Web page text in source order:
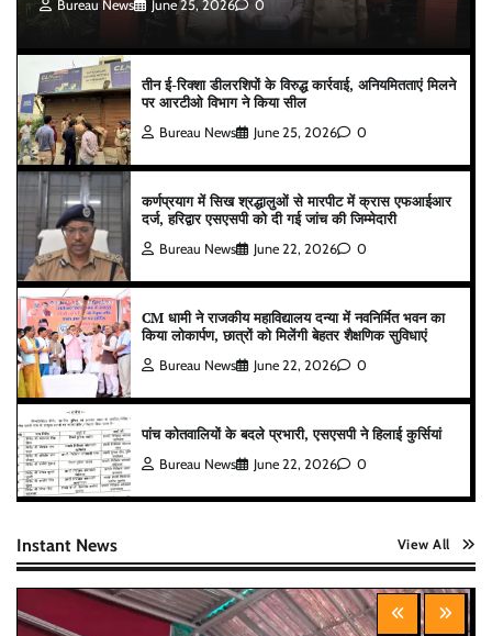
Bureau News June 25, 2026 0
तीन ई-रिक्शा डीलरशिपों के विरुद्ध कार्रवाई, अनियमितताएं मिलने
पर आरटीओ विभाग ने किया सील
Bureau News June 25, 2026 0
कर्णप्रयाग में सिख श्रद्धालुओं से मारपीट में क्रास एफआईआर
दर्ज, हरिद्वार एसएसपी को दी गई जांच की जिम्मेदारी
Bureau News June 22, 2026 0
CM धामी ने राजकीय महाविद्यालय दन्या में नवनिर्मित भवन का
किया लोकार्पण, छात्रों को मिलेंगी बेहतर शैक्षणिक सुविधाएं
Bureau News June 22, 2026 0
पांच कोतवालियों के बदले प्रभारी, एसएसपी ने हिलाई कुर्सियां
Bureau News June 22, 2026 0
Instant News View All